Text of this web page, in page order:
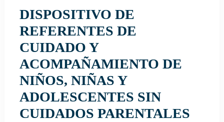
DISPOSITIVO DE
REFERENTES DE
CUIDADO Y
ACOMPAÑAMIENTO DE
NIÑOS, NIÑAS Y
ADOLESCENTES SIN
CUIDADOS PARENTALES